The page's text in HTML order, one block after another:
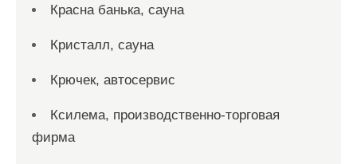
Красна банька, сауна
Кристалл, сауна
Крючек, автосервис
Ксилема, производственно-торговая
фирма